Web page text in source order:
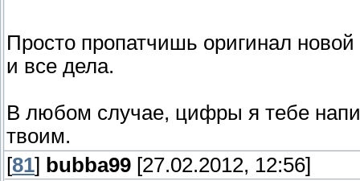
Просто пропатчишь оригинал
и все дела.
В любом случае, цифры я тебе
твоим.
[81] bubba99 [27.02.2012, 12:56]